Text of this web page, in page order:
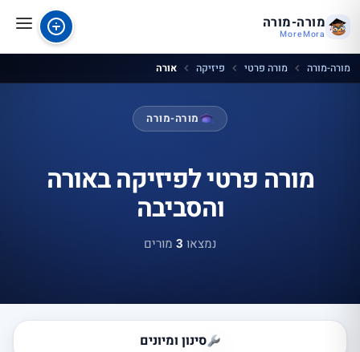
מורה-מורה
MoreMora
מורה-מורה מורה פרטי פיזיקה אורה
מורה-מורה
מורה פרטי לפיזיקה באורה
והסביבה
נמצאו 3 מורים
סינון ומיונים